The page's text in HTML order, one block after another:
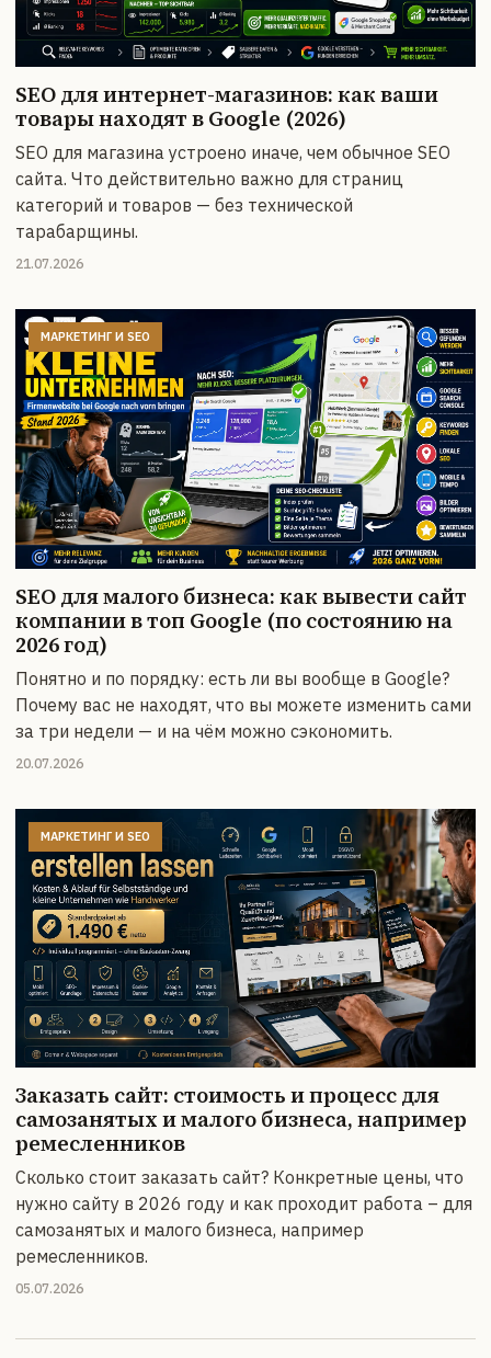
SEO для интернет-магазинов: как ваши
товары находят в Google (2026)
SEO для магазина устроено иначе, чем обычное SEO
сайта. Что действительно важно для страниц
категорий и товаров — без технической
тарабарщины.
21.07.2026
МАРКЕТИНГ И SEO
SEO для малого бизнеса: как вывести сайт
компании в топ Google (по состоянию на
2026 год)
Понятно и по порядку: есть ли вы вообще в Google?
Почему вас не находят, что вы можете изменить сами
за три недели — и на чём можно сэкономить.
20.07.2026
МАРКЕТИНГ И SEO
Заказать сайт: стоимость и процесс для
самозанятых и малого бизнеса, например
ремесленников
Сколько стоит заказать сайт? Конкретные цены, что
нужно сайту в 2026 году и как проходит работа – для
самозанятых и малого бизнеса, например
ремесленников.
05.07.2026